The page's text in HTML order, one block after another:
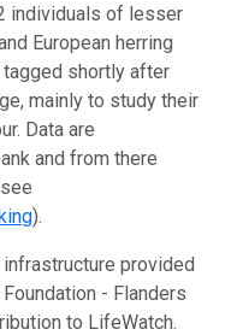
individuals of lesser
European herring
tagged shortly after
mainly to study their
Data are
and from there
).
provided
- Flanders
to LifeWatch.